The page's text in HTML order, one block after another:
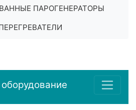
ПАРОГЕНЕРАТОРЫ